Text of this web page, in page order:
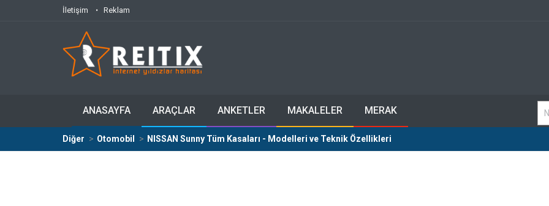
İletişim Reklam
ANASAYFA ARAÇLAR ANKETLER MAKALELER MERAK
Diğer Otomobil NISSAN Sunny Tüm Kasaları - Modelleri ve Teknik Özellikleri